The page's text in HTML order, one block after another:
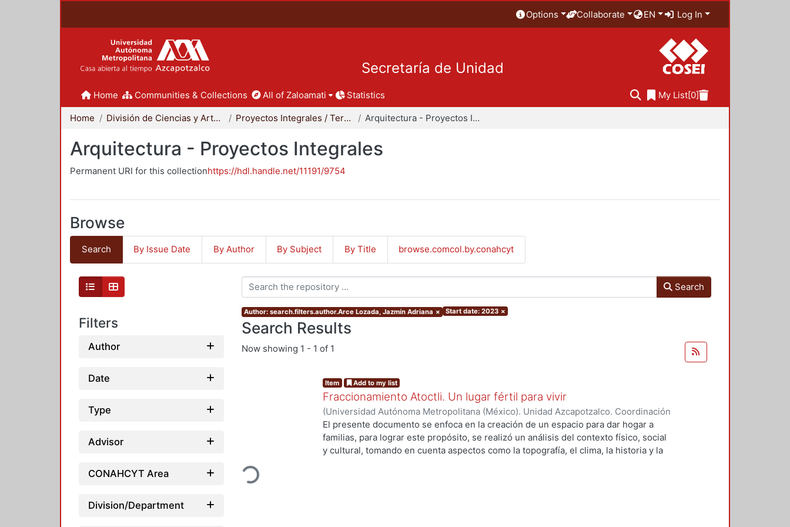
Options Collaborate EN Log In
Secretaría de Unidad
Home Communities & Collections All of Zaloamati Statistics My List[0]
Home División de Ciencias y Artes para el Diseño Proyectos Integrales / Terminales - Licenciatura Arquitectura - Proyectos Integrales
Arquitectura - Proyectos Integrales
Permanent URI for this collectionhttps://hdl.handle.net/11191/9754
Browse
Search By Issue Date By Author By Subject By Title browse.comcol.by.conahcyt
Filters
Author
Date
Type
Advisor
CONAHCYT Area
Division/Department
Search
Author: search.filters.author.Arce Lozada, Jazmín Adriana × Start date: 2023 ×
Search Results
Now showing 1 - 1 of 1
Loading...
Item Add to my list
Fraccionamiento Atoctli. Un lugar fértil para vivir
(Universidad Autónoma Metropolitana (México). Unidad Azcapotzalco. Coordinación
de Servicios de Información.,2023-06-30)Campa Cruz, Claudia Alondra;Arce
Lozada, Jazmín Adriana; Chávez Jiménez, Marisol
El presente documento se enfoca en la creación de un espacio para dar hogar a
familias, para lograr este propósito, se realizó un análisis del contexto físico, social
y cultural, tomando en cuenta aspectos como la topografía, el clima, la historia y la